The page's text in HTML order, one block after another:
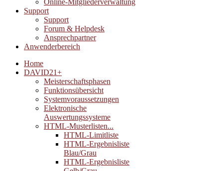
Online-Mitgliederverwaltung
Support
Support
Forum & Helpdesk
Ansprechpartner
Anwenderbereich
Home
DAVID21+
Meisterschaftsphasen
Funktionsübersicht
Systemvoraussetzungen
Elektronische
Auswertungssysteme
HTML-Musterlisten...
HTML-Limitliste
HTML-Ergebnisliste
Blau/Grau
HTML-Ergebnisliste